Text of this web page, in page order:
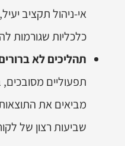
אי-ניהול תקציב
כלכליות שגורמות
תהליכים לא
תפעוליים
מביאים את התוצאות
שביעות רצון של